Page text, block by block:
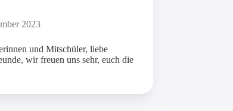
2023
und Mitschüler, liebe
wir freuen uns sehr, euch die